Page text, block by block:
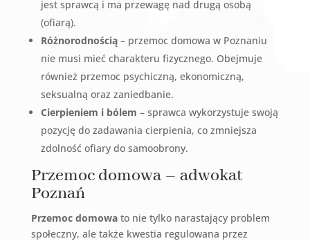
jest sprawcą i ma przewagę nad drugą osobą
(ofiarą).
Różnorodnością– przemoc domowa w Poznaniu
nie musi mieć charakteru fizycznego. Obejmuje
również przemoc psychiczną, ekonomiczną,
seksualną oraz zaniedbanie.
Cierpieniem i bólem – sprawca wykorzystuje swoją
pozycję do zadawania cierpienia, co zmniejsza
zdolność ofiary do samoobrony.
Przemoc domowa – adwokat
Poznań
Przemoc domowato nie tylko narastający problem
społeczny, ale także kwestia regulowana przez